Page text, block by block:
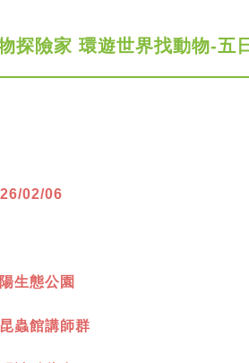
探險家 環遊世界找動物-五
02/06
生態公園
蟲館講師群